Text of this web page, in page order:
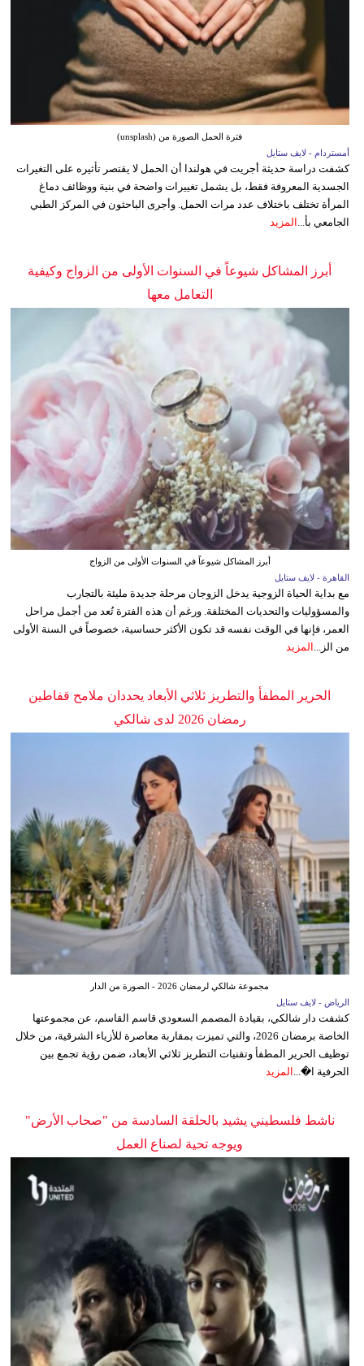
فترة الحمل الصورة من (unsplash)
أمستردام - لايف ستايل
كشفت دراسة حديثة أجريت في هولندا أن الحمل لا يقتصر تأثيره على التغيرات
الجسدية المعروفة فقط، بل يشمل تغييرات واضحة في بنية ووظائف دماغ
المرأة تختلف باختلاف عدد مرات الحمل. وأجرى الباحثون في المركز الطبي
الجامعي بأ... المزيد
أبرز المشاكل شيوعاً في السنوات الأولى من الزواج وكيفية
التعامل معها
أبرز المشاكل شيوعاً في السنوات الأولى من الزواج
القاهرة - لايف ستايل
مع بداية الحياة الزوجية يدخل الزوجان مرحلة جديدة مليئة بالتجارب
والمسؤوليات والتحديات المختلفة. ورغم أن هذه الفترة تُعد من أجمل مراحل
العمر، فإنها في الوقت نفسه قد تكون الأكثر حساسية، خصوصاً في السنة الأولى
من الز...
المزيد
الحرير المطفأ والتطريز ثلاثي الأبعاد يحددان ملامح قفاطين
رمضان 2026 لدى شالكي
مجموعة شالكي لرمضان 2026 - الصورة من الدار
الرياض - لايف ستايل
كشفت دار شالكي، بقيادة المصمم السعودي قاسم القاسم، عن مجموعتها
الخاصة برمضان 2026، والتي تميزت بمقاربة معاصرة للأزياء الشرقية، من خلال
توظيف الحرير المطفأ وتقنيات التطريز ثلاثي الأبعاد، ضمن رؤية تجمع بين
الحرفية ا�... المزيد
ناشط فلسطيني يشيد بالحلقة السادسة من "صحاب الأرض"
ويوجه تحية لصناع العمل